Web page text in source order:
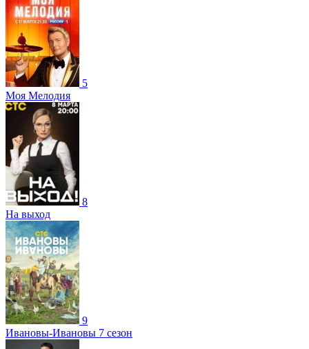
5
Моя Мелодия
8
На выход
9
Ивановы-Ивановы 7 сезон